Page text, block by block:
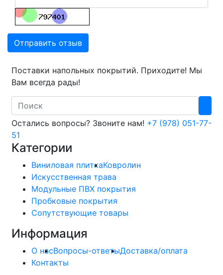
Отправить отзыв
Поставки напольных покрытий. Приходите! Мы
Вам всегда рады!
Search
Остались вопросы? Звоните нам! +7 (978) 051-77-
51
Категории
Виниловая плиткаКовролин
Искусственная трава
Модульные ПВХ покрытия
Пробковые покрытия
Сопутствующие товары
Информация
О насВопросы-ответыДоставка/оплата
Контакты